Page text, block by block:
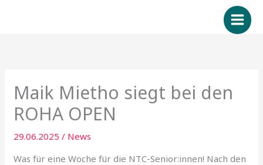
Maik Mietho siegt bei den
ROHA OPEN
29.06.2025/ News
Was für eine Woche für die NTC-Senior:innen! Nach den